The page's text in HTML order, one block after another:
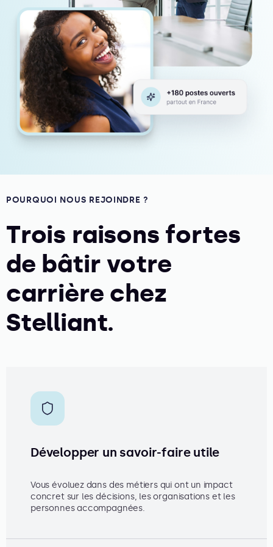
POURQUOI NOUS REJOINDRE ?
Trois raisons fortes
de bâtir votre
carrière chez
Stelliant.
Développer un savoir-faire utile
Vous évoluez dans des métiers qui ont un impact
concret sur les décisions, les organisations et les
personnes accompagnées.